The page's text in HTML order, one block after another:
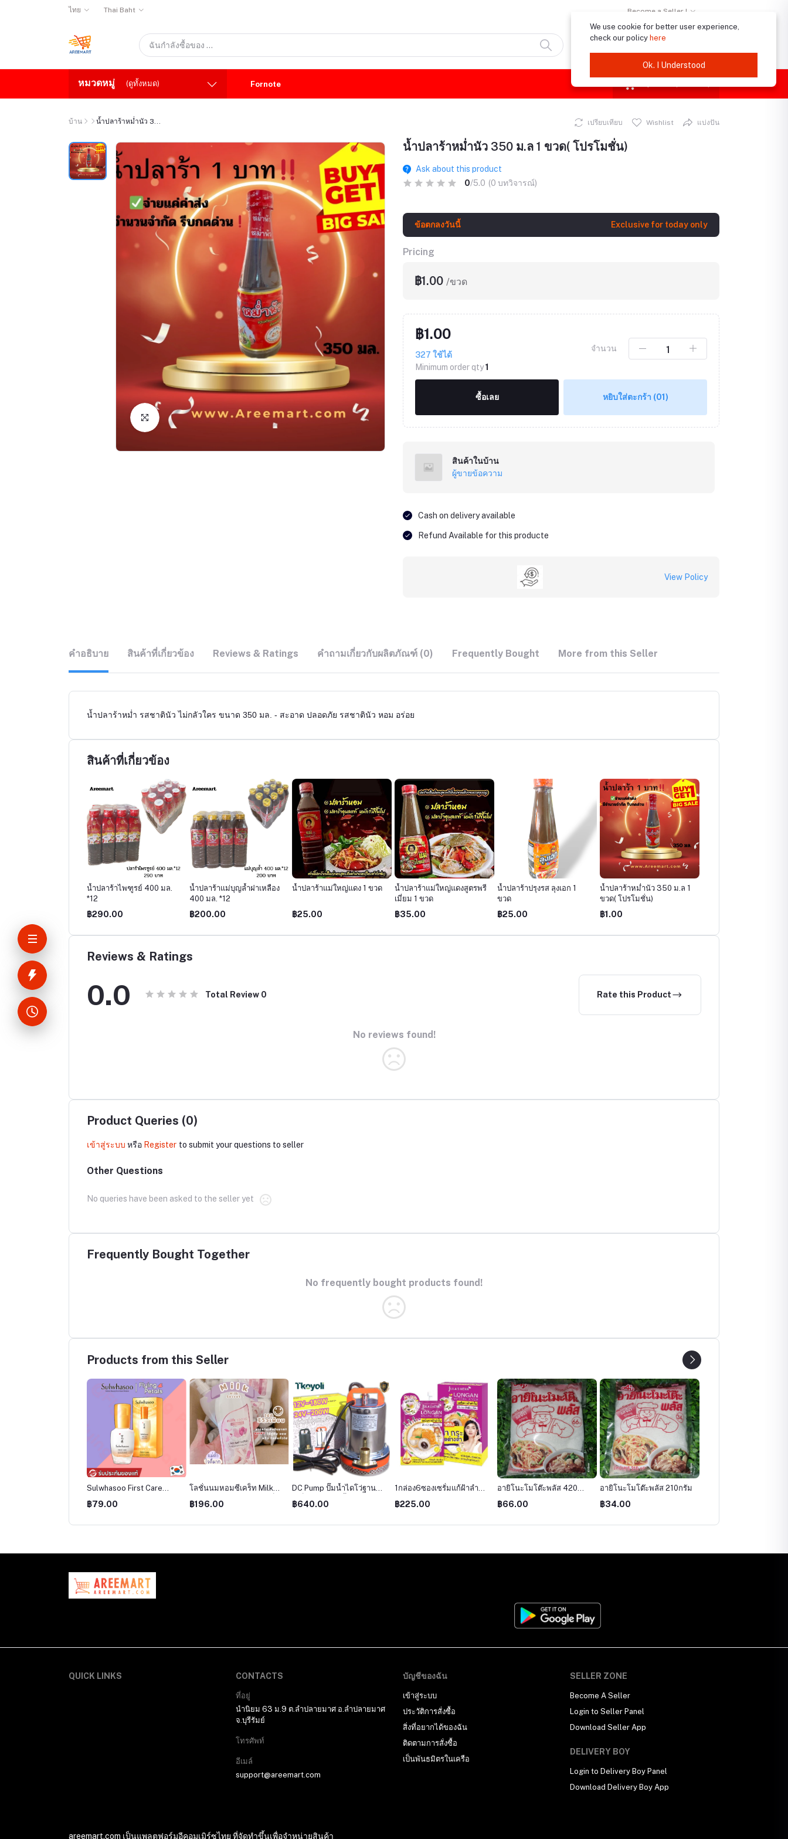
ไทย Thai Baht Become a Seller !
หมวดหมู่ (ดูทั้งหมด) Fornote
บ้าน น้ำปลาร้าหม่ำนัว 3...
Click to Enlarge
เปรียบเทียบ Wishlist แบ่งปัน
น้ำปลาร้าหม่ำนัว 350 ม.ล 1 ขวด( โปรโมชั่น)
Ask about this product
0/5.0 (0 บทวิจารณ์)
ข้อตกลงวันนี้ Exclusive for today only
Pricing
฿1.00 /ขวด
฿1.00
327 ใช้ได้
Minimum order qty1
จำนวน
ซื้อเลย หยิบใส่ตะกร้า (01)
สินค้าในบ้าน
ผู้ขายข้อความ
Cash on delivery available
Refund Available for this producte
View Policy
คำอธิบาย สินค้าที่เกี่ยวข้อง Reviews & Ratings คำถามเกี่ยวกับผลิตภัณฑ์ (0) Frequently Bought More from this Seller
น้ำปลาร้าหม่ำ รสชาตินัว ไม่กลัวใคร ขนาด 350 มล. - สะอาด ปลอดภัย รสชาตินัว หอม อร่อย
สินค้าที่เกี่ยวข้อง
น้ำปลาร้าไพฑูรย์ 400 มล.
*12
฿290.00
น้ำปลาร้าแม่บุญล้ำฝาเหลือง
400 มล. *12
฿200.00
น้ำปลาร้าแม่ใหญ่แดง 1 ขวด
฿25.00
น้ำปลาร้าแม่ใหญ่แดงสูตรพรี
เมี่ยม 1 ขวด
฿35.00
น้ำปลาร้าปรุงรส ลุงเอก 1
ขวด
฿25.00
น้ำปลาร้าหม่ำนัว 350 ม.ล 1
ขวด( โปรโมชั่น)
฿1.00
Reviews & Ratings
0.0 Total Review 0 Rate this Product
No reviews found!
Product Queries (0)
เข้าสู่ระบบ หรือ Register to submit your questions to seller
Other Questions
No queries have been asked to the seller yet
Frequently Bought Together
No frequently bought products found!
Products from this Seller
Sulwhasoo First Care
Activating Serum EX
(Yoonjo Essence) เพิ่ม
฿79.00
โลชั่นนมหอมซีเคร็ท Milk
Secret ครีมนมหอม ซีเคร็ท
บอดี้โลชั่น นมหอม หัวเชื้อ
฿196.00
DC Pump ปั๊มน้ำไดโว่ฐาน
เหล็ก ท่อออก 2นิ้ว 12V ไดโว่
ปั๊มแช่ ปั๊มจุ่ม ปั๊มน้ำ โซล่า
฿640.00
1กล่อง6ซองเซรั่มแก้ฝ้าลำ
ใยLongan melasma Serum
จุฬาเฮริบ์ 8ml.
฿225.00
อายิโนะโมโต๊ะพลัส 420
กรัม
฿66.00
อายิโนะโมโต๊ะพลัส 210กรัม
฿34.00
QUICK LINKS CONTACTS
ที่อยู่
นำนิยม 63 ม.9 ต.ลำปลายมาศ อ.ลำปลายมาศ
จ.บุรีรัมย์
โทรศัพท์
อีเมล์
support@areemart.com
บัญชีของฉัน
เข้าสู่ระบบ
ประวัติการสั่งซื้อ
สิ่งที่อยากได้ของฉัน
ติดตามการสั่งซื้อ
เป็นพันธมิตรในเครือ
SELLER ZONE
Become A Seller
Login to Seller Panel
Download Seller App
DELIVERY BOY
Login to Delivery Boy Panel
Download Delivery Boy App
areemart.com เป็นแพลตฟอร์มอีคอมเมิร์ซไทย ที่จัดทำขึ้นเพื่อจำหน่ายสินค้า
We use cookie for better user experience,
check our policy here
Ok. I Understood